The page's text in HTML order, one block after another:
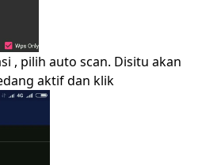
, pilih auto scan. Disitu akan
aktif dan klik